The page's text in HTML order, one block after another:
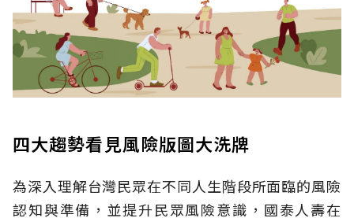
四大趨勢看見風險版圖大洗牌
為深入理解台灣民眾在不同人生階段所面臨的風險
認知與準備，並提升民眾風險意識，國泰人壽在